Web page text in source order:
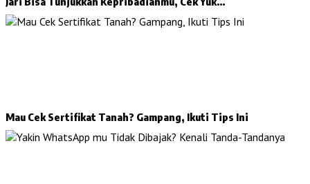
Mau Cek Sertifikat Tanah? Gampang, Ikuti Tips Ini